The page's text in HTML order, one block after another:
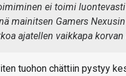
ei toimi
mainitsen Gamers
ajatellen vaikkapa korvan
tuohon chättiin pystyy